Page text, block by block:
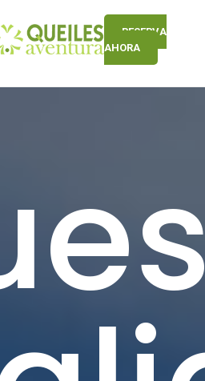
RESERVA
AHORA